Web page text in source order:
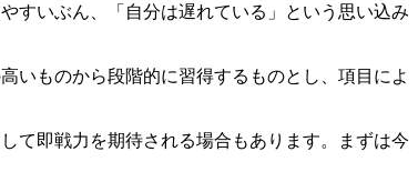
すいぶん、「自分は遅れている」という思い込み
いものから段階的に習得するものとし、項目によ
て即戦力を期待される場合もあります。まずは今